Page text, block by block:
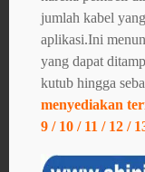
jumlah kabel
aplikasi.Ini
yang dapat
kutub hingga
menyediakan
9 / 10 / 11 / 12 /